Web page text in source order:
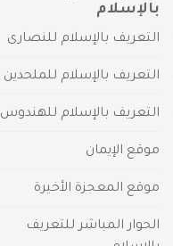
بالإسلام
التعريف بالإسلام للنصارى
التعريف بالإسلام للملحدين
التعريف بالإسلام للهندوس
موقع الإيمان
موقع المعجزة الأخيرة
الحوار المباشر للتعريف